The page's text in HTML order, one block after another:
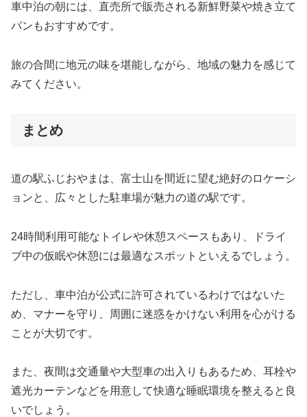
車中泊の朝には、直売所で販売される新鮮野菜や焼き立て
パンもおすすめです。
旅の合間に地元の味を堪能しながら、地域の魅力を感じて
みてください。
まとめ
道の駅ふじおやまは、富士山を間近に望む絶好のロケーシ
ョンと、広々とした駐車場が魅力の道の駅です。
24時間利用可能なトイレや休憩スペースもあり、ドライ
ブ中の仮眠や休憩には最適なスポットといえるでしょう。
ただし、車中泊が公式に許可されているわけではないた
め、マナーを守り、周囲に迷惑をかけない利用を心がける
ことが大切です。
また、夜間は交通量や大型車の出入りもあるため、耳栓や
遮光カーテンなどを用意して快適な睡眠環境を整えると良
いでしょう。